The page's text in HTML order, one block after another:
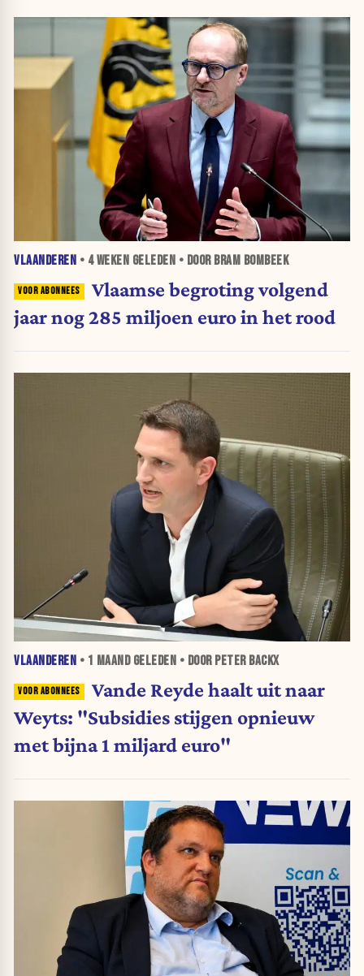
VLAANDEREN • 4 WEKEN GELEDEN • DOOR BRAM BOMBEEK
Vlaamse begroting volgend
jaar nog 285 miljoen euro in het rood
VLAANDEREN • 1 MAANDGELEDEN • DOOR PETER BACKX
Vande Reyde haalt uit naar
Weyts: "Subsidies stijgen opnieuw
met bijna 1 miljard euro"